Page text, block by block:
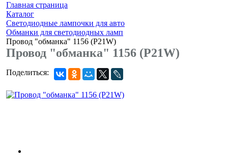
Главная страница
Каталог
Светодиодные лампочки для авто
Обманки для светодиодных ламп
Провод "обманка" 1156 (P21W)
Провод "обманка" 1156 (P21W)
Поделиться: